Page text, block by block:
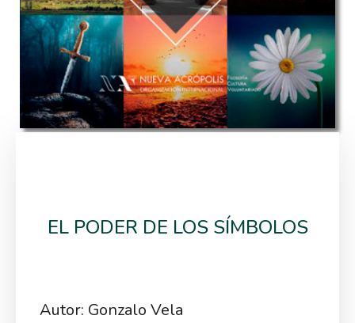
EL PODER DE LOS SÍMBOLOS
Autor: Gonzalo Vela